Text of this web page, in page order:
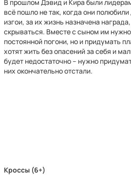
В прошлом Дэвид и Кира были
всё пошло не так, когда они
изгои, за их жизнь назначена
скрываться. Вместе с сыном им
постоянной погони, но и придумать
хотят жить без опасений за себя и
будет недостаточно – нужно
них окончательно отстали.
Кроссы (6+)